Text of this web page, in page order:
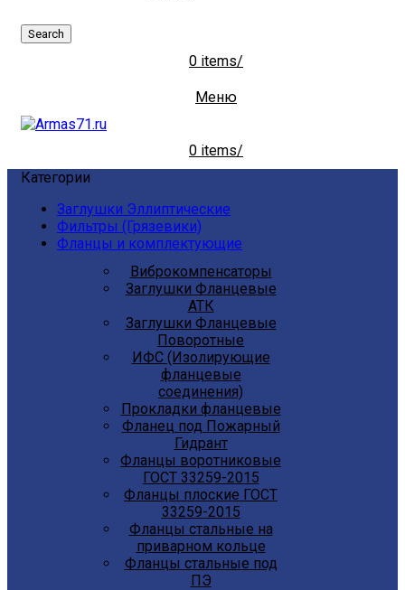
Search
0 items/
Меню
0 items/
Категории
Заглушки Эллиптические
Фильтры (Грязевики)
Фланцы и комплектующие
Виброкомпенсаторы
Заглушки Фланцевые
АТК
Заглушки Фланцевые
Поворотные
ИФС (Изолирующие
фланцевые
соединения)
Прокладки фланцевые
Фланец под Пожарный
Гидрант
Фланцы воротниковые
ГОСТ 33259-2015
Фланцы плоские ГОСТ
33259-2015
Фланцы стальные на
приварном кольце
Фланцы стальные под
ПЭ